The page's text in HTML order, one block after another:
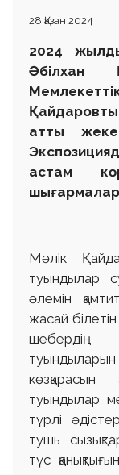
28 Қазан 2024
2024
Әбілхан
атты жеке
астам
Мәлік
туындылар
әлемін
жасай
шебердің
туындылар
түрлі
тушь
түс